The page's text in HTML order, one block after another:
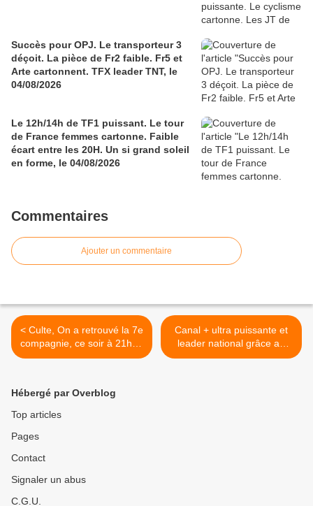
Succès pour OPJ. Le transporteur 3
déçoit. La pièce de Fr2 faible. Fr5 et
Arte cartonnent. TFX leader TNT, le
04/08/2026
Le 12h/14h de TF1 puissant. Le tour
de France femmes cartonne. Faible
écart entre les 20H. Un si grand soleil
en forme, le 04/08/2026
Commentaires
Ajouter un commentaire
< Culte, On a retrouvé la 7e
compagnie, ce soir à 21h10
sur TF1
Canal + ultra puissante et
leader national grâce au
PSG. Fr2 et TF1 faibles.
Hébergé par Overblog
Top articles
Pages
Contact
Signaler un abus
C.G.U.